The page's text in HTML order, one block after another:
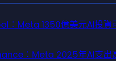
：Meta 1350億美元AI投資
：Meta 2025年AI支出